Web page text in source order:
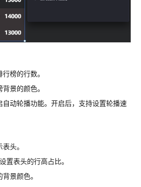
榜的行数。
景的颜色。
自动轮播功能。开启后，支持设置轮播速
头。
置表头的行高占比。
景颜色。